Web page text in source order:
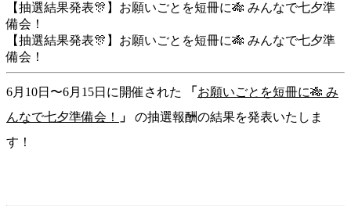
【抽選結果発表🎊】お願いごとを短冊に🎋 みんなで七夕準
備会！
【抽選結果発表🎊】お願いごとを短冊に🎋 みんなで七夕準
備会！
6月10日〜6月15日に開催された 「 お願いごとを短冊に🎋 み
んなで七夕準備会！
」
の抽選報酬の結果を発表いたしま
す！